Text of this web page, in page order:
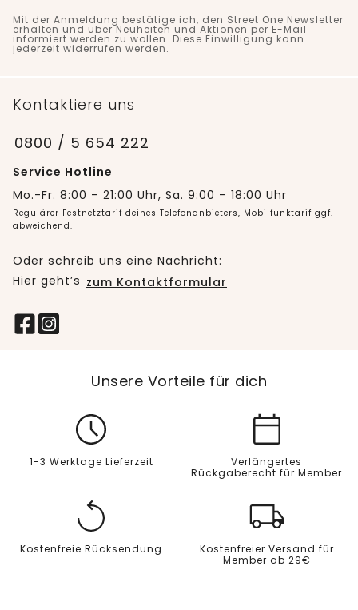
Mit der Anmeldung bestätige ich, den Street One Newsletter
erhalten und über Neuheiten und Aktionen per E-Mail
informiert werden zu wollen. Diese Einwilligung kann
jederzeit widerrufen werden.
Kontaktiere uns
0800 / 5 654 222
Service Hotline
Mo.-Fr. 8:00 – 21:00 Uhr, Sa. 9:00 – 18:00 Uhr
Regulärer Festnetztarif deines Telefonanbieters, Mobilfunktarif ggf.
abweichend.
Oder schreib uns eine Nachricht:
Hier geht’s zum Kontaktformular
Unsere Vorteile für dich
1-3 Werktage Lieferzeit
Verlängertes
Rückgaberecht für Member
Kostenfreie Rücksendung
Kostenfreier Versand für
Member ab 29€